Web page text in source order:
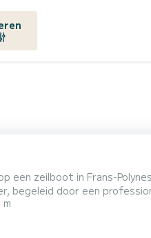
een zeilboot in Frans-
door een
verblijf op zee
m